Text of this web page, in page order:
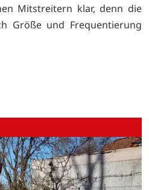
Mitstreitern klar, denn die
Größe und Frequentierung